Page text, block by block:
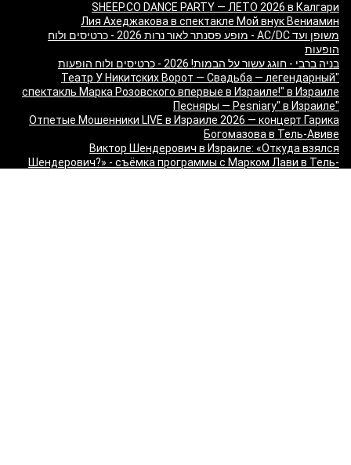
SHEEP.CO DANCE PARTY — ЛЕТО 2026 в Калгари
Лия Ахеджакова в спектакле Мой внук Вениамин
משופן ועד AC/DC - מופע פסנתר לאור נרות 2026 - כרטיסים ולוח
הופעות
בניה ברבי - חוגג עשור על הבמות! 2026 - כרטיסים ולוח הופעות
"Театр У Никитских Ворот — Свадьба — легендарный
спектакль Марка Розовского впервые в Израиле!" в Израиле
"Песняры — Pesniary" в Израиле
Отпетые Мошенники LIVE в Израиле 2026 — концерт Гарика
Богомазова в Тель-Авиве
Виктор Шендерович в Израиле: «Откуда взялся
Шендерович?» - съёмка программы с Марком Лави в Тель-